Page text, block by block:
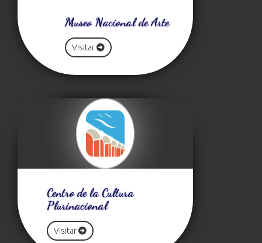
Museo Nacional de Arte
Visitar
Centro de la Cultura
Plurinacional
Visitar